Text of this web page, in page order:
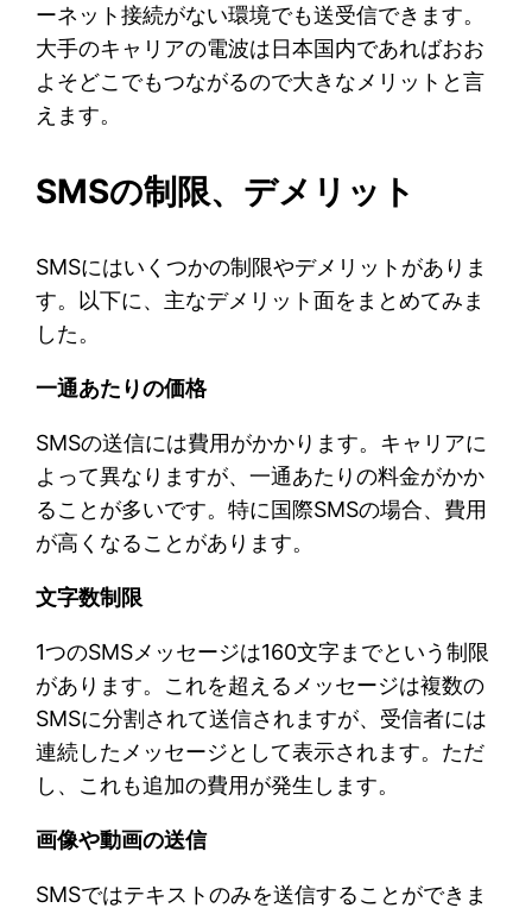
ーネット接続がない環境でも送受信できます。
大手のキャリアの電波は日本国内であればおお
よそどこでもつながるので大きなメリットと言
えます。
SMSの制限、デメリット
SMSにはいくつかの制限やデメリットがありま
す。以下に、主なデメリット面をまとめてみま
した。
一通あたりの価格
SMSの送信には費用がかかります。キャリアに
よって異なりますが、一通あたりの料金がかか
ることが多いです。特に国際SMSの場合、費用
が高くなることがあります。
文字数制限
1つのSMSメッセージは160文字までという制限
があります。これを超えるメッセージは複数の
SMSに分割されて送信されますが、受信者には
連続したメッセージとして表示されます。ただ
し、これも追加の費用が発生します。
画像や動画の送信
SMSではテキストのみを送信することができま